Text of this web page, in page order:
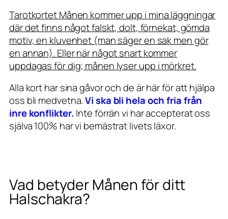
Tarotkortet Månen kommer upp i mina läggningar
där det finns något falskt, dolt, förnekat, gömda
motiv, en kluvenhet (man säger en sak men gör
en annan). Eller när något snart kommer
uppdagas för dig; månen lyser upp i mörkret.
Alla kort har sina gåvor och de är här för att hjälpa
oss bli medvetna.Vi ska bli hela och fria från
inre konflikter. Inte förrän vi har accepterat oss
själva 100% har vi bemästrat livets läxor.
Vad betyder Månen för ditt
Halschakra?